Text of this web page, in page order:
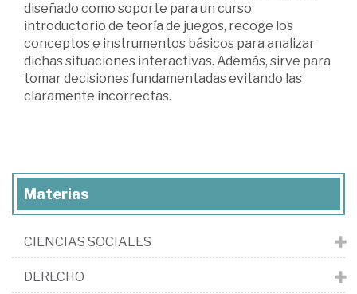
diseñado como soporte para un curso
introductorio de teoría de juegos, recoge los
conceptos e instrumentos básicos para analizar
dichas situaciones interactivas. Además, sirve para
tomar decisiones fundamentadas evitando las
claramente incorrectas.
Materias
CIENCIAS SOCIALES
DERECHO